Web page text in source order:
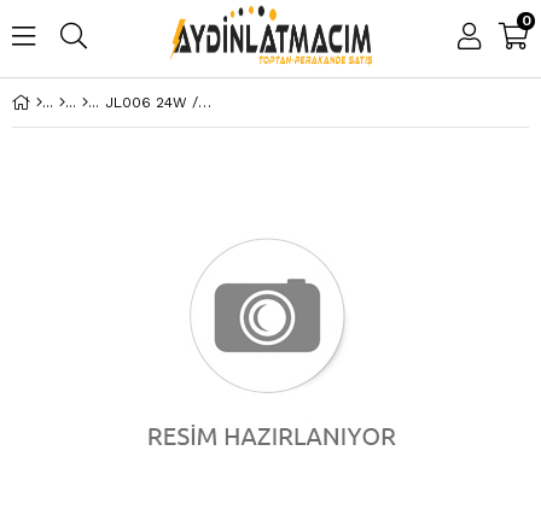
0
JL006 24W /1219 lm 1040 mm 110° 3000K Modüler Aydınlatma Sistemi